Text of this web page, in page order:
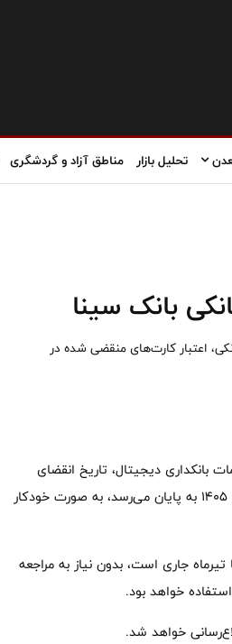
تحلیل بازار مناطق آزاد و گردشگری
بانک سینا
اعتبار کارت‌های منقضی شده در
بانکداری دیجیتال، تاریخ انقضای
کارت‌های بانکی این بانک که زمان اعتبار آن‌ها در ماه‌های تیر، مرداد و شهریور 1405 به پایان می‌رسد، به صورت خودکار
جاری است، بدون نیاز به مراجعه
خواهد بود.
خواهد شد.